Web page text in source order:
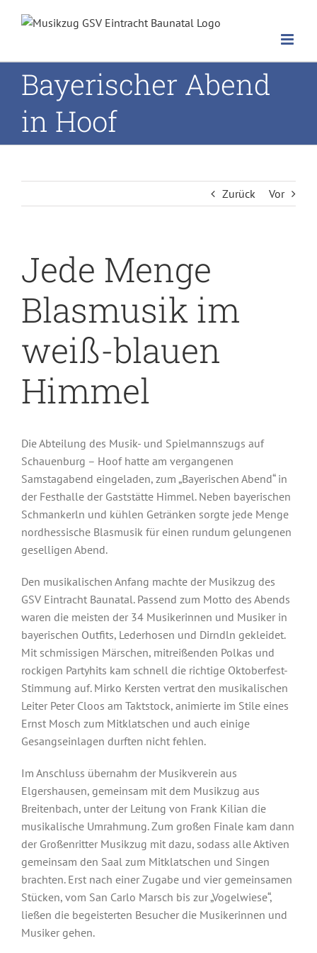
Inhalt
Bayerischer Abend
in Hoof
Zurück Vor
Jede Menge
Blasmusik im
weiß-blauen
Himmel
Die Abteilung des Musik- und Spielmannszugs auf
Schauenburg – Hoof hatte am vergangenen
Samstagabend eingeladen, zum „Bayerischen Abend“ in
der Festhalle der Gaststätte Himmel. Neben bayerischen
Schmankerln und kühlen Getränken sorgte jede Menge
nordhessische Blasmusik für einen rundum gelungenen
geselligen Abend.
Den musikalischen Anfang machte der Musikzug des
GSV Eintracht Baunatal. Passend zum Motto des Abends
waren die meisten der 34 Musikerinnen und Musiker in
bayerischen Outfits, Lederhosen und Dirndln gekleidet.
Mit schmissigen Märschen, mitreißenden Polkas und
rockigen Partyhits kam schnell die richtige Oktoberfest-
Stimmung auf. Mirko Kersten vertrat den musikalischen
Leiter Peter Cloos am Taktstock, animierte im Stile eines
Ernst Mosch zum Mitklatschen und auch einige
Gesangseinlagen durften nicht fehlen.
Im Anschluss übernahm der Musikverein aus
Elgershausen, gemeinsam mit dem Musikzug aus
Breitenbach, unter der Leitung von Frank Kilian die
musikalische Umrahmung. Zum großen Finale kam dann
der Großenritter Musikzug mit dazu, sodass alle Aktiven
gemeinsam den Saal zum Mitklatschen und Singen
brachten. Erst nach einer Zugabe und vier gemeinsamen
Stücken, vom San Carlo Marsch bis zur „Vogelwiese“,
ließen die begeisterten Besucher die Musikerinnen und
Musiker gehen.
Musikzug buchen
Unsere Geschichte
Unser Nachwuchs